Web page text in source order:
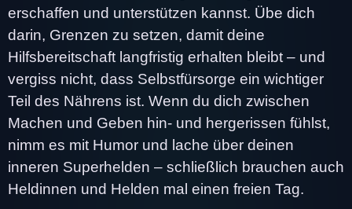
erschaffen und unterstützen kannst. Übe dich
darin, Grenzen zu setzen, damit deine
Hilfsbereitschaft langfristig erhalten bleibt – und
vergiss nicht, dass Selbstfürsorge ein wichtiger
Teil des Nährens ist. Wenn du dich zwischen
Machen und Geben hin- und hergerissen fühlst,
nimm es mit Humor und lache über deinen
inneren Superhelden – schließlich brauchen auch
Heldinnen und Helden mal einen freien Tag.